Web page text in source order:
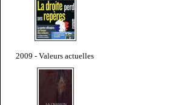
2009 - Valeurs actuelles